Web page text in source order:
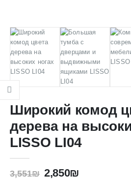
Широкий комод
дерева на
LISSO LI04
3,551₪ 2,850₪